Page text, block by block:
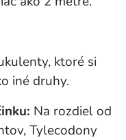
ktoré si
iné druhy.
Na rozdiel od
Tylecodony